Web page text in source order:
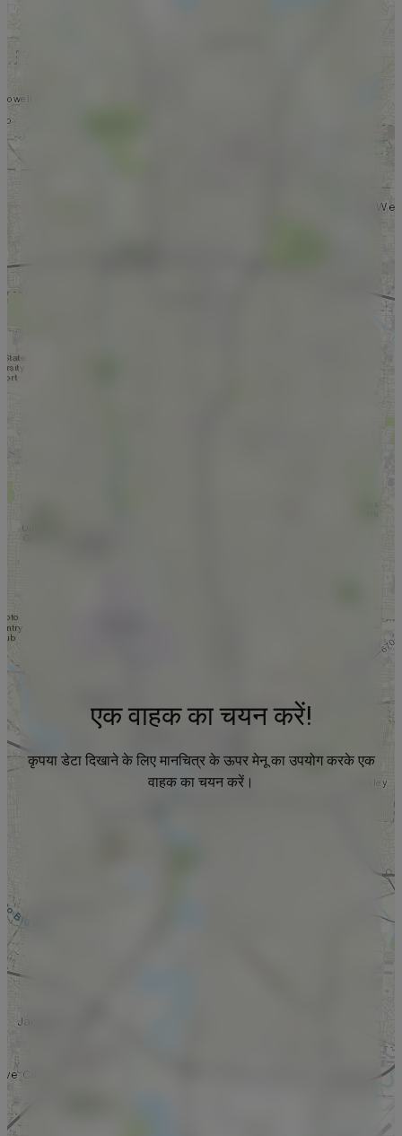
एक वाहक का चयन करें!
कृपया डेटा दिखाने के लिए मानचित्र के ऊपर मेनू का उपयोग करके एक
वाहक का चयन करें।